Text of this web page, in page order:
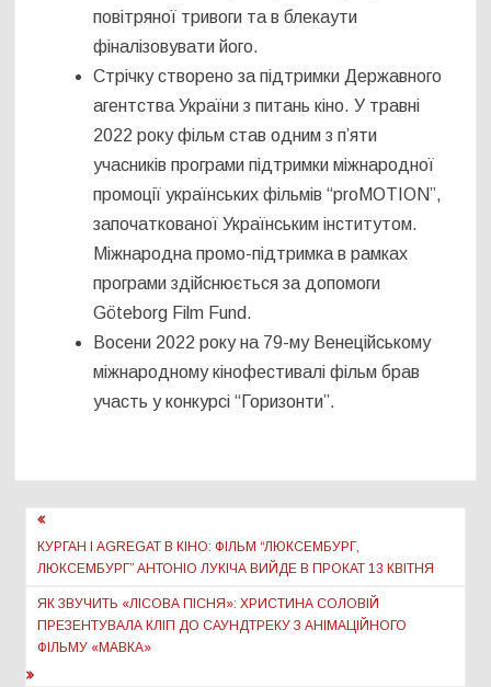
повітряної тривоги та в блекаути
фіналізовувати його.
Стрічку створено за підтримки Державного
агентства України з питань кіно. У травні
2022 року фільм став одним з п’яти
учасників програми підтримки міжнародної
промоції українських фільмів “proMOTION”,
започаткованої Українським інститутом.
Міжнародна промо-підтримка в рамках
програми здійснюється за допомоги
Göteborg Film Fund.
Восени 2022 року на 79-му Венеційському
міжнародному кінофестивалі фільм брав
участь у конкурсі “Горизонти”.
Навігація
записів
КУРГАН І AGREGAT В КІНО: ФІЛЬМ “ЛЮКСЕМБУРГ,
ЛЮКСЕМБУРГ” АНТОНІО ЛУКІЧА ВИЙДЕ В ПРОКАТ 13 КВІТНЯ
ЯК ЗВУЧИТЬ «ЛІСОВА ПІСНЯ»: ХРИСТИНА СОЛОВІЙ
ПРЕЗЕНТУВАЛА КЛІП ДО САУНДТРЕКУ З АНІМАЦІЙНОГО
ФІЛЬМУ «МАВКА»